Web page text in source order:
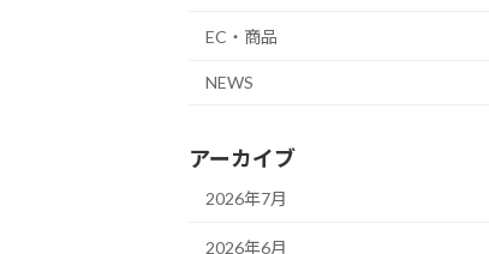
EC・商品
NEWS
アーカイブ
2026年7月
2026年6月